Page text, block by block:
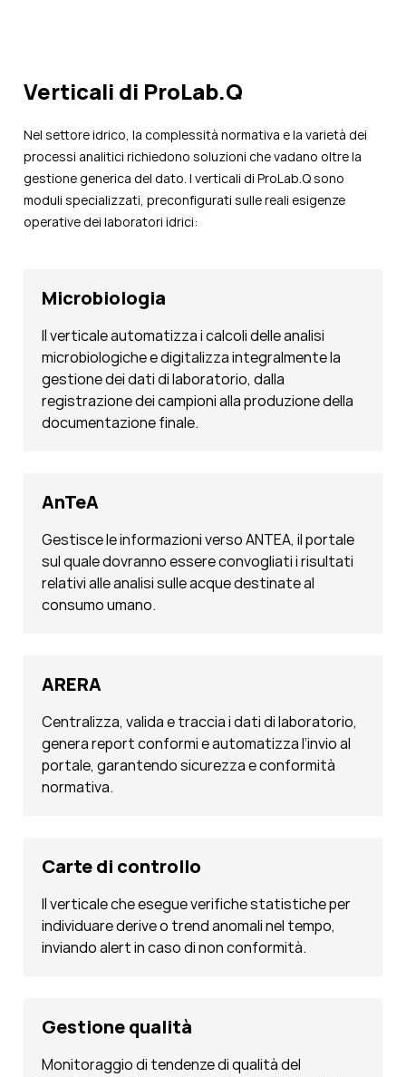
Verticali di ProLab.Q
Nel settore idrico, la complessità normativa e la varietà dei
processi analitici richiedono soluzioni che vadano oltre la
gestione generica del dato. I verticali di ProLab.Q sono
moduli specializzati, preconfigurati sulle reali esigenze
operative dei laboratori idrici:
Microbiologia
Il verticale automatizza i calcoli delle analisi
microbiologiche e digitalizza integralmente la
gestione dei dati di laboratorio, dalla
registrazione dei campioni alla produzione della
documentazione finale.
AnTeA
Gestisce le informazioni verso ANTEA, il portale
sul quale dovranno essere convogliati i risultati
relativi alle analisi sulle acque destinate al
consumo umano.
ARERA
Centralizza, valida e traccia i dati di laboratorio,
genera report conformi e automatizza l’invio al
portale, garantendo sicurezza e conformità
normativa.
Carte di controllo
Il verticale che esegue verifiche statistiche per
individuare derive o trend anomali nel tempo,
inviando alert in caso di non conformità.
Gestione qualità
Monitoraggio di tendenze di qualità del